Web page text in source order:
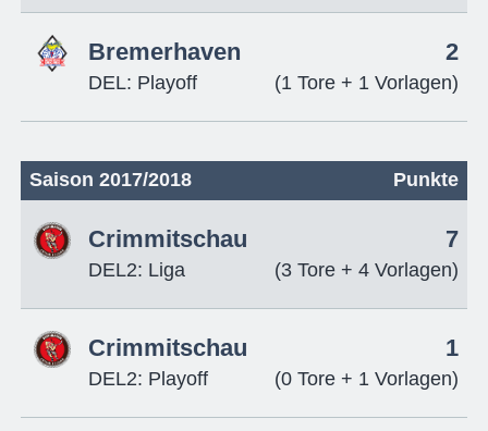
Bremerhaven
DEL: Playoff
2
(1 Tore + 1 Vorlagen)
Saison 2017/2018 Punkte
Crimmitschau
DEL2: Liga
7
(3 Tore + 4 Vorlagen)
Crimmitschau
DEL2: Playoff
1
(0 Tore + 1 Vorlagen)